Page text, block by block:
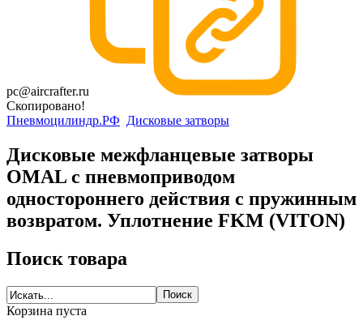
pc@aircrafter.ru
Скопировано!
Пневмоцилиндр.РФ Дисковые затворы
Дисковые межфланцевые затворы
OMAL c пневмоприводом
одностороннего действия с пружинным
возвратом. Уплотнение FKM (VITON)
Поиск товара
Корзина пуста